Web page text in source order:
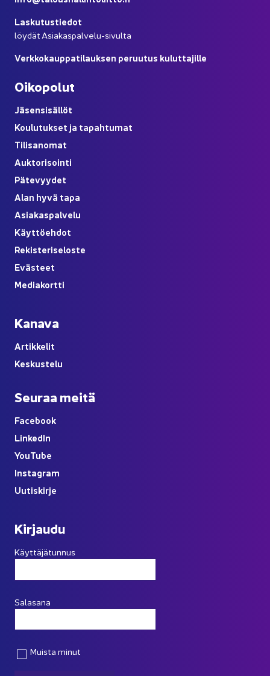
Las­ku­tus­tie­dot
löy­dät Asiakaspalvelu-​sivulta
Verk­ko­kaup­pa­ti­lauk­sen pe­ruu­tus ku­lut­ta­jil­le
Oi­ko­po­lut
Jä­sen­si­säl­löt
Kou­lu­tuk­set ja ta­pah­tu­mat
Ti­li­sa­no­mat
Auk­to­ri­soin­ti
Pä­te­vyy­det
Alan hyvä tapa
Asia­kas­pal­ve­lu
Käyt­tö­eh­dot
Re­kis­te­ri­se­los­te
Eväs­teet
Me­dia­kort­ti
Ka­na­va
Ar­tik­ke­lit
Kes­kus­te­lu
Seu­raa meitä
Face­book
Lin­ke­dIn
YouTube
Ins­ta­gram
Uu­tis­kir­je
Kir­jau­du
Käyttäjätunnus
Salasana
Muista minut